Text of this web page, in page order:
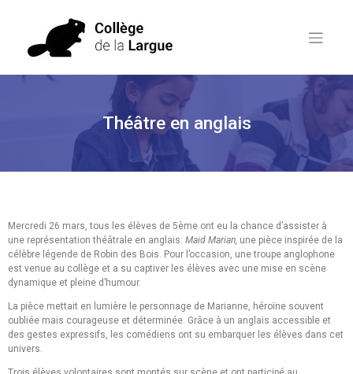
Théâtre en anglais
Mercredi 26 mars, tous les élèves de 5ème ont eu la chance d’assister à
une représentation théâtrale en anglais: Maid Marian, une pièce inspirée de la
célèbre légende de Robin des Bois. Pour l’occasion, une troupe anglophone
est venue au collège et a su captiver les élèves avec une mise en scène
dynamique et pleine d’humour.
La pièce mettait en lumière le personnage de Marianne, héroïne souvent
oubliée mais courageuse et déterminée. Grâce à un anglais accessible et
des gestes expressifs, les comédiens ont su embarquer les élèves dans cet
univers.